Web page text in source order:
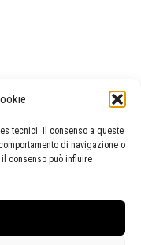
tecnici. Il consenso a queste
di navigazione o
consenso può influire
apertura Galleria)